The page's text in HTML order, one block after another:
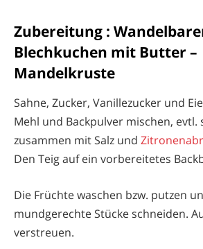
Zubereitung :
Blechkuchen mit Butter –
Mandelkruste
Sahne, Zucker, Vanillezucker und
Mehl und Backpulver mischen, evtl.
zusammen mit Salz und
Den Teig auf ein vorbereitetes
Die Früchte waschen bzw. putzen
mundgerechte Stücke schneiden.
verstreuen.